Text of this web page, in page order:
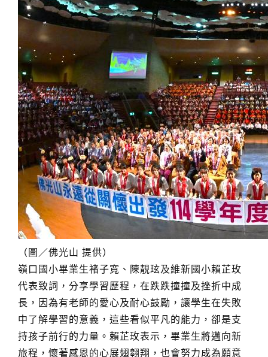
（圖／佛光山 提供）
嶺口國小畢業生褚子寬、陳靚玹及維新國小賴芷玫
代表致詞，分享學習歷程，在跌跌撞撞及挫折中成
長，因為有老師的愛心及耐心鼓勵，讓學生在失敗
中了解學習的意義，這些看似平凡的能力，卻是支
持孩子前行的力量。賴芷玫表示，畢業生將邁向新
旅程，懷著感恩的心展翅翱翔，也會努力成為願意